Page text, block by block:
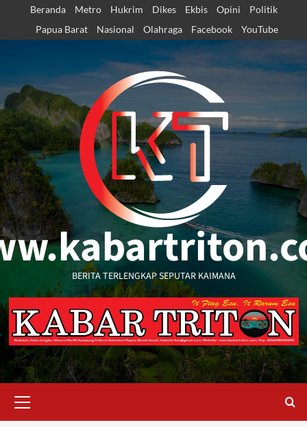
content
Beranda Metro Hukrim Dikes Ekbis Opini
Politik
Papua Barat
Nasional Olahraga Facebook YouTube
BERITA TERLENGKAP SEPUTAR KAIMANA
Menu